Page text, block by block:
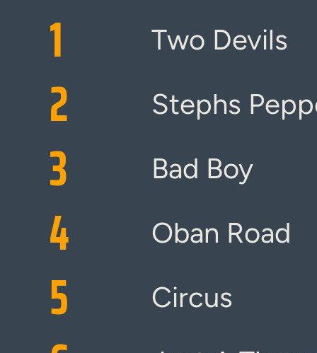
1 Two Devils
2 Stephs
3 Bad Boy
4 Oban Road
5 Circus